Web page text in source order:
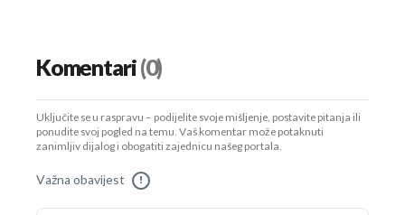
Komentari(0)
Uključite se u raspravu – podijelite svoje mišljenje, postavite pitanja ili
ponudite svoj pogled na temu. Vaš komentar može potaknuti
zanimljiv dijalog i obogatiti zajednicu našeg portala.
Važna obavijest !